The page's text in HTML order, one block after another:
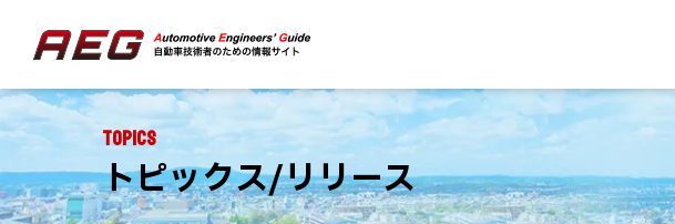
Topics
トピックス/リリース